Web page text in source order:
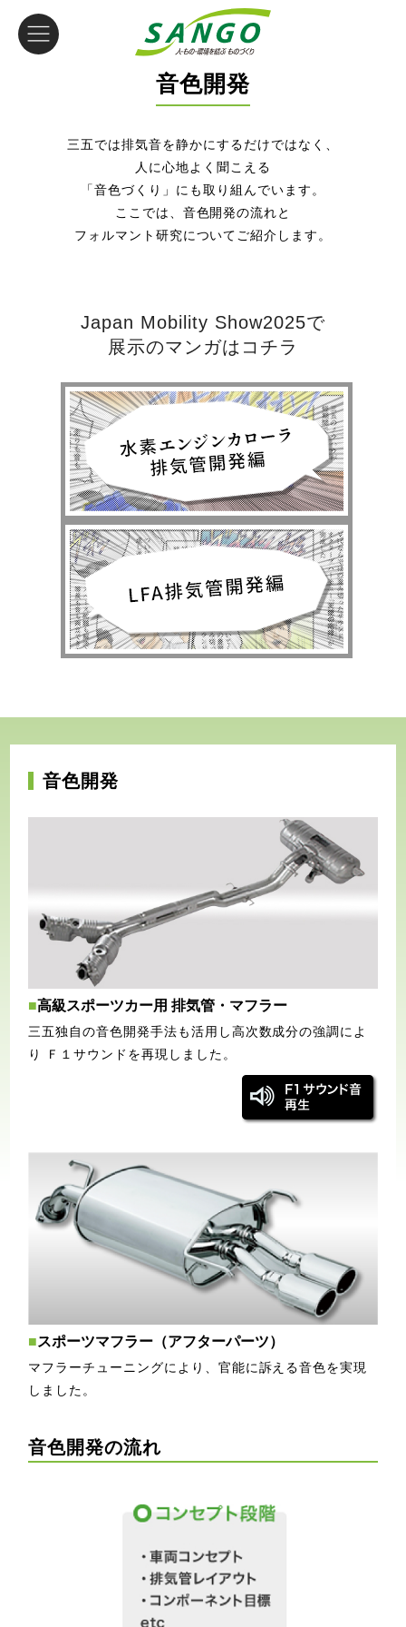
会社情報
グローバルネットワーク
お問い合わせ
JAPANESE ENGLISH
音色開発
三五では排気音を静かにするだけではなく、
人に心地よく聞こえる
「音色づくり」にも取り組んでいます。
ここでは、音色開発の流れと
フォルマント研究についてご紹介します。
Japan Mobility Show2025で
展示のマンガはコチラ
音色開発
■高級スポーツカー用 排気管・マフラー
三五独自の音色開発手法も活用し高次数成分の強調によ
り Ｆ１サウンドを再現しました。
■スポーツマフラー（アフターパーツ）
マフラーチューニングにより、官能に訴える音色を実現
しました。
音色開発の流れ